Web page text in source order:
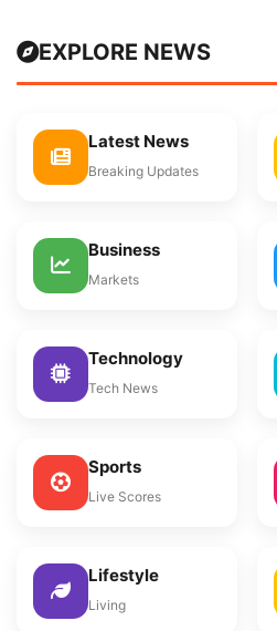
EXPLORE NEWS
Latest News
Breaking Updates
Business
Markets
Technology
Tech News
Sports
Live Scores
Lifestyle
Living